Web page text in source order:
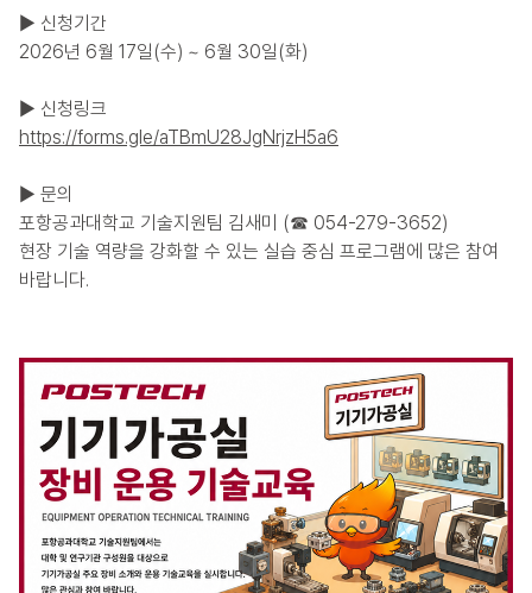
▶ 신청기간
2026년 6월 17일(수) ~ 6월 30일(화)
▶ 신청링크
https://forms.gle/aTBmU28JgNrjzH5a6
▶ 문의
포항공과대학교 기술지원팀 김새미 (☎ 054-279-3652)
현장 기술 역량을 강화할 수 있는 실습 중심 프로그램에 많은 참여
바랍니다.